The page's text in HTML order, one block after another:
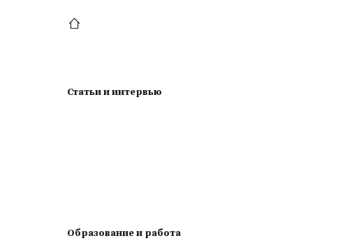
Статьи и интервью
Образование и работа